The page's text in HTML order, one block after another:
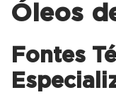
Óleos
Fontes